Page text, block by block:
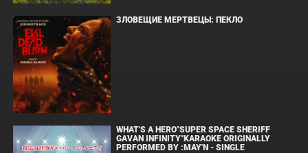
ЗЛОВЕЩИЕ МЕРТВЕЦЫ: ПЕКЛО
WHAT'S A HERO"SUPER SPACE SHERIFF
GAVAN INFINITY"KARAOKE ORIGINALLY
PERFORMED BY :MAY'N - SINGLE